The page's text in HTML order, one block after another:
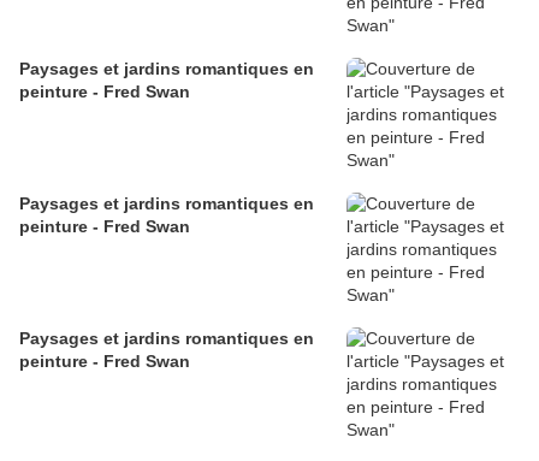
Paysages et jardins romantiques en
peinture - Fred Swan
Paysages et jardins romantiques en
peinture - Fred Swan
Paysages et jardins romantiques en
peinture - Fred Swan